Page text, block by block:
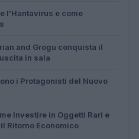
l’Hantavirus e come
and Grogu conquista il
in sala
i Protagonisti del Nuovo
Investire in Oggetti Rari e
Ritorno Economico